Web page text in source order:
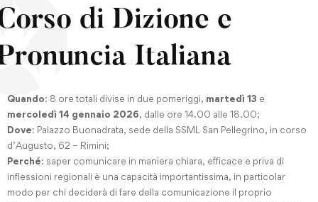
di Dizione e
Italiana
Quando: 8 ore totali divise in due pomeriggi, martedì 13 e
mercoledì 14 gennaio 2026, dalle ore 14.00 alle 18.00;
Dove: Palazzo Buonadrata, sede della SSML San Pellegrino, in corso
d’Augusto, 62 – Rimini;
Perché: saper comunicare in maniera chiara, efficace e priva di
inflessioni regionali è una capacità importantissima, in particolar
modo per chi deciderà di fare della comunicazione il proprio